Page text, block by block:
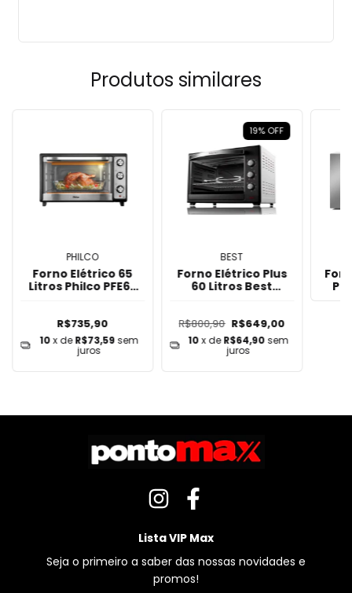
Produtos similares
PHILCO
Forno Elétrico 65
Litros Philco PFE65
R$735,90
10x deR$73,59 sem
juros
19%OFF
BEST
Forno Elétrico Plus
60 Litros Best
R$800,90 R$649,00
10x deR$64,90 sem
juros
Lista VIP Max
Seja o primeiro a saber das nossas novidades e
promos!